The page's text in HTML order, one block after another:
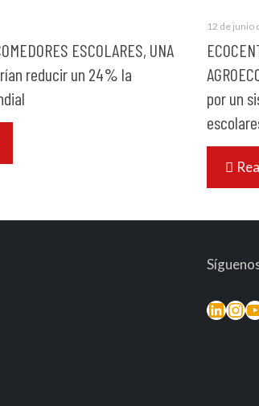
ESCOLARES, UNA
reducir un 24% la
12 de junio
por un